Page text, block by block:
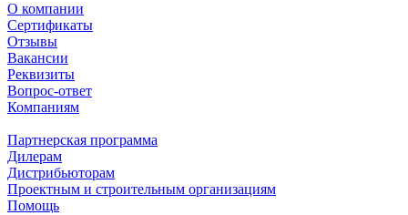
О компании
Сертификаты
Отзывы
Вакансии
Реквизиты
Вопрос-ответ
Компаниям
Партнерская программа
Дилерам
Дистрибьюторам
Проектным и строительным организациям
Помощь